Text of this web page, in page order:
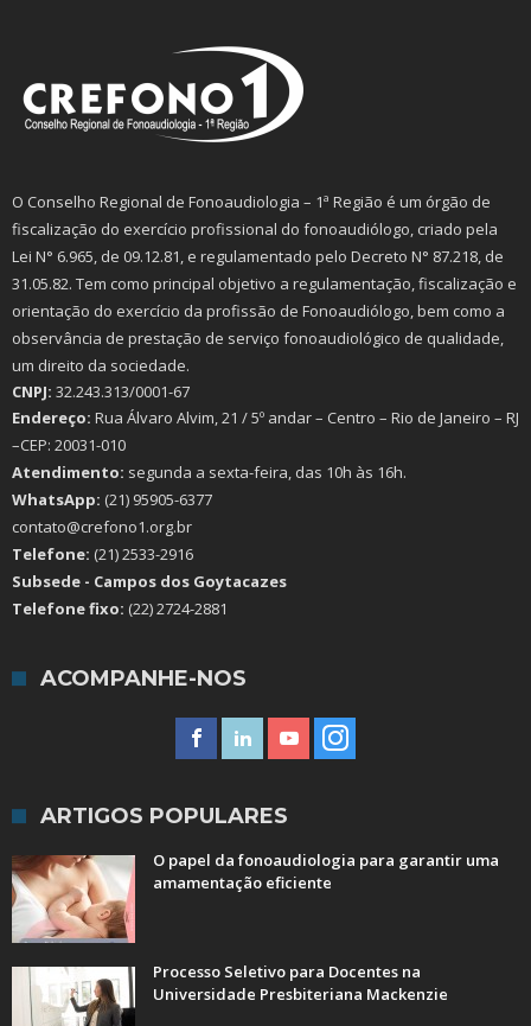
O Conselho Regional de Fonoaudiologia – 1ª Região é um órgão de
fiscalização do exercício profissional do fonoaudiólogo, criado pela
Lei N° 6.965, de 09.12.81, e regulamentado pelo Decreto N° 87.218, de
31.05.82. Tem como principal objetivo a regulamentação, fiscalização e
orientação do exercício da profissão de Fonoaudiólogo, bem como a
observância de prestação de serviço fonoaudiológico de qualidade,
um direito da sociedade.
CNPJ: 32.243.313/0001-67
Endereço: Rua Álvaro Alvim, 21 / 5º andar – Centro – Rio de Janeiro – RJ
–CEP: 20031-010
Atendimento: segunda a sexta-feira, das 10h às 16h.
WhatsApp: (21) 95905-6377
contato@crefono1.org.br
Telefone: (21) 2533-2916
Subsede - Campos dos Goytacazes
Telefone fixo: (22) 2724-2881
ACOMPANHE-NOS
ARTIGOS POPULARES
O papel da fonoaudiologia para garantir uma
amamentação eficiente
Processo Seletivo para Docentes na
Universidade Presbiteriana Mackenzie